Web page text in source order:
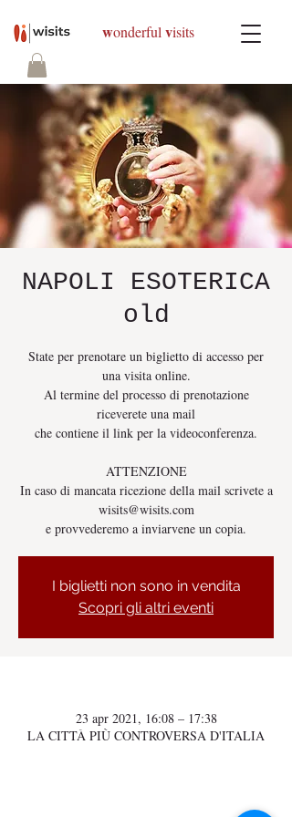
wonderful visits
NAPOLI ESOTERICA
old
State per prenotare un biglietto di accesso per
una visita online.
Al termine del processo di prenotazione
riceverete una mail
che contiene il link per la videoconferenza.
ATTENZIONE
In caso di mancata ricezione della mail scrivete a
wisits@wisits.com
e provvederemo a inviarvene un copia.
I biglietti non sono in vendita
Scopri gli altri eventi
23 apr 2021, 16:08 – 17:38
LA CITTÀ PIÙ CONTROVERSA D'ITALIA